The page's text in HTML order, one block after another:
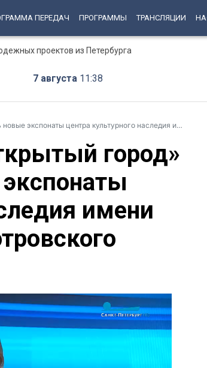
ПЕРЕДАЧ ПРОГРАММЫ ТРАНСЛЯЦИИ
проектов из Петербурга
7 августа 11:38
культурного наследия имени академика Бориса Пиотровского
город»
имени